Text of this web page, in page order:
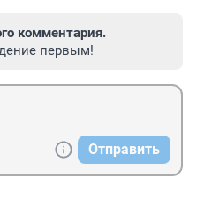
комментария.
первым!
Отправить